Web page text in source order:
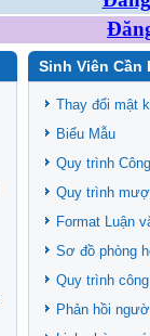
Sinh Viên Cần
Thay đổi mật
Biểu Mẫu
Quy trình
Quy trình
Format Luận
Sơ đồ phòng
Quy trình
Phản hồi